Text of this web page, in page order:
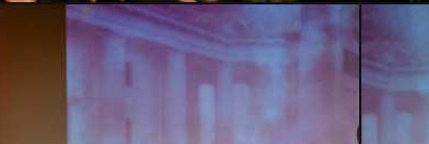
HMLH24-
HMLH24-
2451
–
Kopi